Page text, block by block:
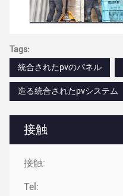
接触
接触:
Tel:
Tags:
統合されたpvのパネル
造る統合されたpvシステム